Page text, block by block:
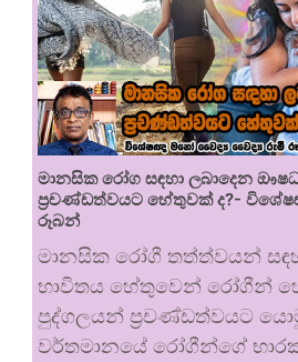
මානසික රෝග සඳහා ලබාදෙන
ප්‍රචණ්ඩත්වයට හේතුවක් ද?-
රූබන්
මානසික රෝගී තත්ත්වයන්
භාවිතය හේතුවෙන් රෝගීන්
පුද්ගලයන් ප්‍රචණ්ඩත්වයට
වර්තමානයේ රෝගීන්ගේ